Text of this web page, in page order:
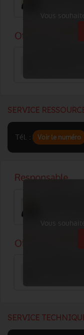
Vous
SERVICE
Tél. : Voir le numéro
Vous
SERVICE